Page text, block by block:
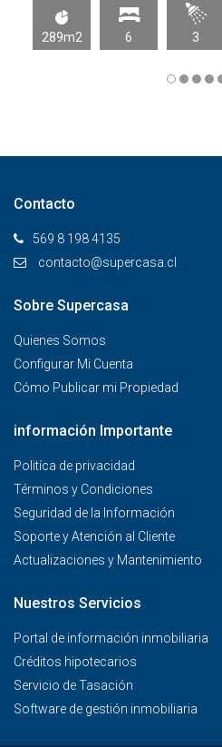
289m2 6 3
Contacto
569 8 198 4135
contacto@supercasa.cl
Sobre Supercasa
Quienes Somos
Configurar Mi Cuenta
Cómo Publicar mi Propiedad
información Importante
Politíca de privacidad
Términos y Condiciones
Seguridad de la Información
Soporte y Atención al Cliente
Actualizaciones y Mantenimiento
Nuestros Servicios
Portal de información inmobiliaria
Créditos hipotecarios
Servicio de Tasación
Software de gestión inmobiliaria